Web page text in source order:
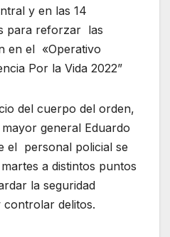
y en las 14
para reforzar las
en el «Operativo
Por la Vida 2022”
del cuerpo del orden,
general Eduardo
el personal policial se
a distintos puntos
la seguridad
delitos.